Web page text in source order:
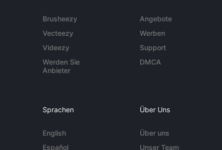
Brusheezy
Vecteezy
Videezy
Werden Sie
Anbieter
Angebote
Werben
Support
DMCA
Sprachen
English
Español
Über Uns
Über uns
Unser Team